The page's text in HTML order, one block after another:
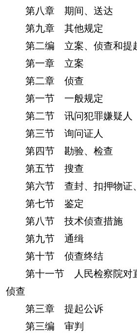
第八章 期间、送达
第九章 其他规定
第二编 立案、侦查和提
第一章 立案
第二章 侦查
第一节 一般规定
第二节 讯问犯罪嫌疑人
第三节 询问证人
第四节 勘验、检查
第五节 搜查
第六节 查封、扣押物证
第七节 鉴定
第八节 技术侦查措施
第九节 通缉
第十节 侦查终结
第十一节 人民检察院对
侦查
第三章 提起公诉
第三编 审判